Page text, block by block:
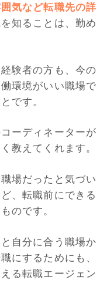
気など転職先の詳
知ることは、勤め
験者の方も、今の
環境がいい職場で
です。
ーディネーターが
教えてくれます。
場だったと気づい
、転職前にできる
のです。
自分に合う職場か
にするためにも、
る転職エージェン